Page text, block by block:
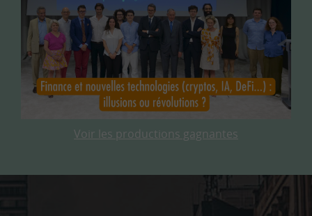
Voir les productions gagnantes